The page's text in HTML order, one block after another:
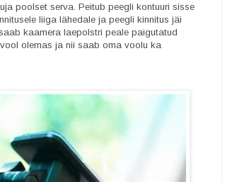
poolset serva. Peitub peegli kontuuri sisse
liiga lähedale ja peegli kinnitus jäi
kaamera laepolstri peale paigutatud
olemas ja nii saab oma voolu ka